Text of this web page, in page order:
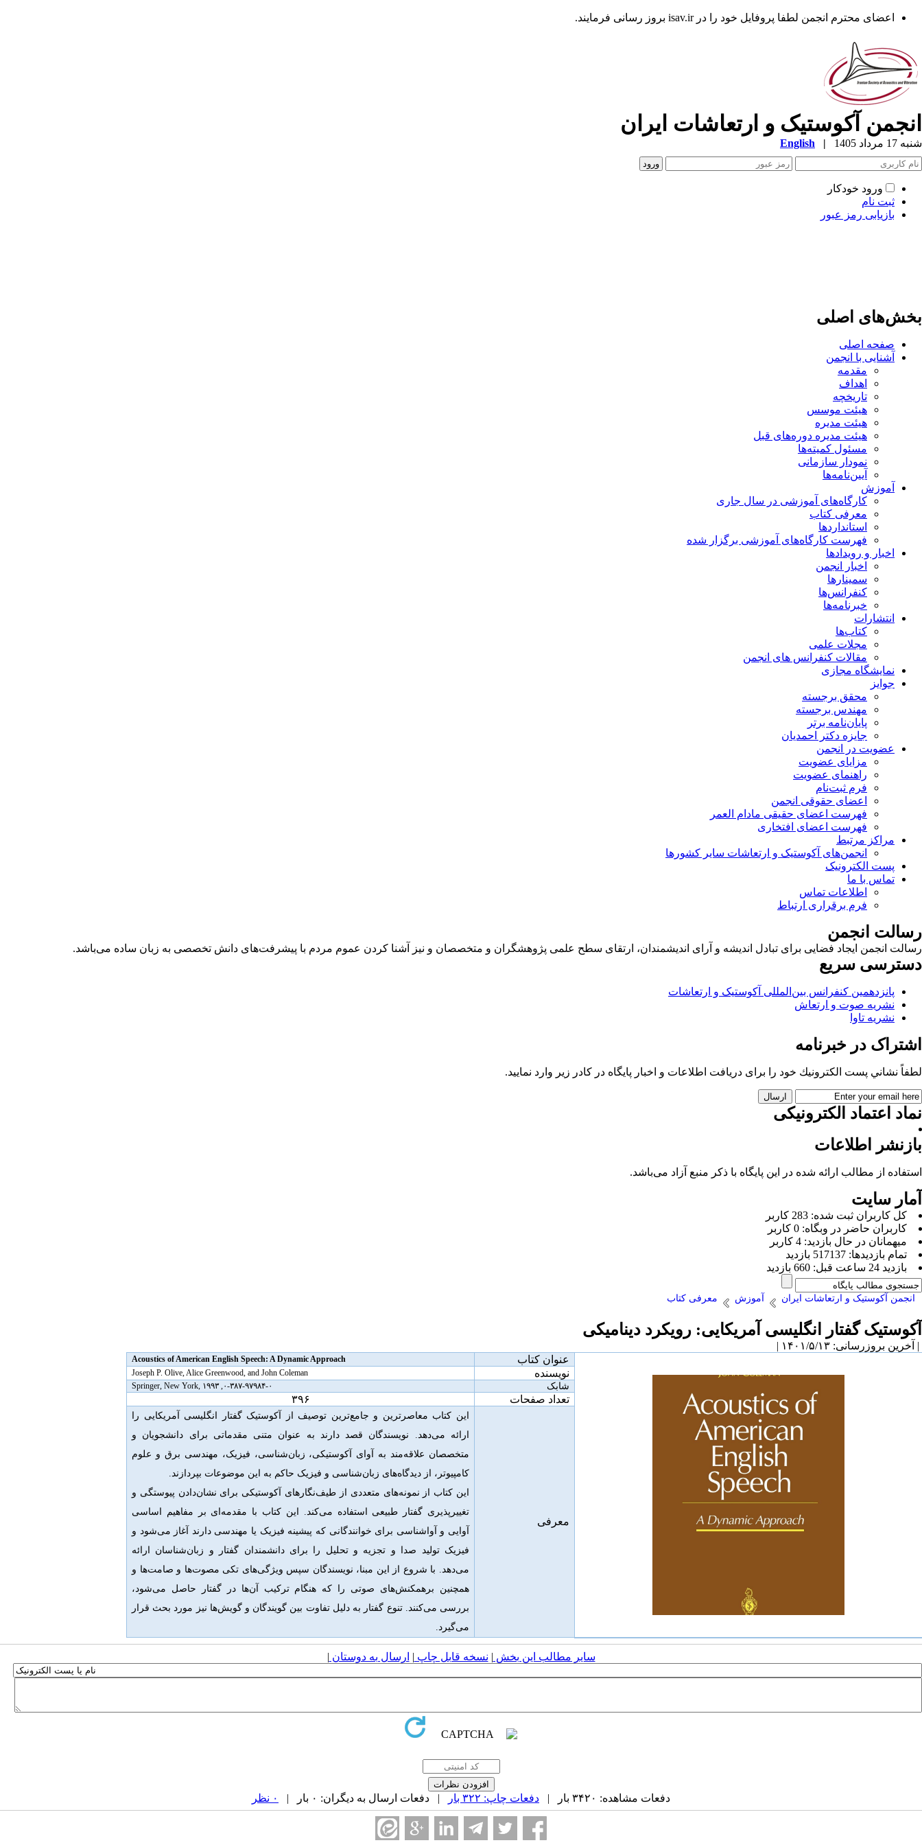
اعضای محترم انجمن لطفا پروفایل خود را در isav.ir بروز رسانی فرمایند.
انجمن آکوستیک و ارتعاشات ایران
شنبه 17 مرداد 1405 |
English
ورود خودکار
ثبت نام
بازیابی رمز عبور
بخش‌های اصلی
صفحه اصلی
آشنایی با انجمن
مقدمه
اهداف
تاریخچه
هیئت موسس
هیئت مدیره
هیئت مدیره دوره‌های قبل
مسئول کمیته‌ها
نمودار سازمانی
آیین‌نامه‌ها
آموزش
کارگاه‌های آموزشی در سال جاری
معرفی کتاب
استانداردها
فهرست کارگاه‌های آموزشی برگزار شده
اخبار و رویدادها
اخبار انجمن
سمینارها
کنفرانس‌ها
خبرنامه‌ها
انتشارات
کتاب‌ها
مجلات علمی
مقالات کنفرانس های انجمن
نمایشگاه مجازی
جوایز
محقق برجسته
مهندس برجسته
پایان‌نامه برتر
جایزه دکتر احمدیان
عضویت در انجمن
مزایای عضویت
راهنمای عضویت
فرم ثبت‌نام
اعضای حقوقی انجمن
فهرست اعضای حقیقی مادام‌ العمر
فهرست اعضای افتخاری
مراکز مرتبط
انجمن‌های آکوستیک و ارتعاشات سایر کشورها
پست الکترونیک
تماس با ما
اطلاعات تماس
فرم برقراری ارتباط
رسالت انجمن
رسالت انجمن ایجاد فضایی برای تبادل اندیشه و آرای اندیشمندان، ارتقای سطح علمی پژوهشگران و متخصصان و نیز آشنا کردن عموم مردم با پیشرفت‌های دانش تخصصی به زبان ساده می‌باشد.
دسترسی سریع
پانزدهمین کنفرانس بین‌المللی آکوستیک و ارتعاشات
نشریه صوت و ارتعاش
نشریه تاوا
اشتراک در خبرنامه
لطفاً نشاني پست الكترونيك خود را برای دريافت اطلاعات و اخبار پايگاه در كادر زير وارد نمایید.
نماد اعتماد الکترونیکی
بازنشر اطلاعات
استفاده از مطالب ارائه شده در این پایگاه با ذکر منبع آزاد می‌باشد.
آمار سایت
كل کاربران ثبت شده: 283 کاربر
کاربران حاضر در وبگاه: 0 کاربر
ميهمانان در حال بازديد: 4 کاربر
تمام بازديد‌ها: 517137 بازدید
بازديد 24 ساعت قبل: 660 بازدید
انجمن آکوستیک و ارتعاشات ایران آموزش معرفی کتاب
آکوستیک گفتار انگلیسی آمریکایی: رویکرد دینامیکی
| آخرین بروزرسانی: ۱۴۰۱/۵/۱۳ |
عنوان کتاب
Acoustics of American English Speech: A Dynamic Approach
نویسنده Joseph P. Olive, Alice Greenwood, and John Coleman
شابک ۰-۳۸۷-۹۷۹۸۴-۰, Springer, New York, ۱۹۹۳
تعداد صفحات ۳۹۶
معرفی
این کتاب معاصرترین و جامع‌ترین توصیف از آکوستیک گفتار انگلیسی آمریکایی را
ارائه می‌دهد. نویسندگان قصد دارند به عنوان متنی مقدماتی برای دانشجویان و
متخصصان علاقه‌مند به آوای آکوستیکی، زبان‌شناسی، فیزیک، مهندسی برق و علوم
کامپیوتر، از دیدگاه‌های زبان‌شناسی و فیزیک حاکم به این موضوعات بپردازند.
این کتاب از نمونه‌های متعددی از طیف‌نگارهای آکوستیکی برای نشان‌دادن پیوستگی و
تغییرپذیری گفتار طبیعی استفاده می‌کند. این کتاب با مقدمه‌ای بر مفاهیم اساسی
آوایی و آواشناسی برای خوانندگانی که پیشینه فیزیک یا مهندسی دارند آغاز می‌شود و
فیزیک تولید صدا و تجزیه و تحلیل را برای دانشمندان گفتار و زبان‌شناسان ارائه
می‌دهد. با شروع از این مبنا، نویسندگان سپس ویژگی‌های تکی مصوت‌ها و صامت‌ها و
همچنین برهمکنش‌های صوتی را که هنگام ترکیب آن‌ها در گفتار حاصل می‌شود،
بررسی می‌کنند. تنوع گفتار به دلیل تفاوت بین گویندگان و گویش‌ها نیز مورد بحث قرار
می‌گیرد.
سایر مطالب این بخش | نسخه قابل چاپ | ارسال به دوستان |
دفعات مشاهده: ۳۴۲۰ بار | دفعات چاپ: ۳۲۲ بار | دفعات ارسال به دیگران: ۰ بار | ۰ نظر